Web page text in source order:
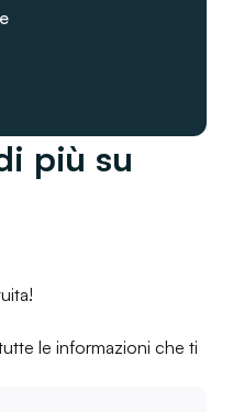
più su
le informazioni che ti